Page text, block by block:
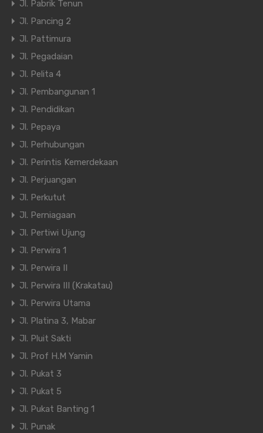
Jl. Pabrik Tenun
Jl. Pancing 2
Jl. Pattimura
Jl. Pegadaian
Jl. Pelita 4
Jl. Pembangunan 1
Jl. Pendidikan
Jl. Pepaya
Jl. Perhubungan
Jl. Perintis Kemerdekaan
Jl. Perjuangan
Jl. Perkutut
Jl. Perniagaan
Jl. Pertiwi Ujung
Jl. Perwira 1
Jl. Perwira II
Jl. Perwira III (Krakatau)
Jl. Perwira Utama
Jl. Platina 3, Mabar
Jl. Pluit Sakti
Jl. Prof H.M Yamin
Jl. Pukat 3
Jl. Pukat 5
Jl. Pukat Banting 1
Jl. Punak